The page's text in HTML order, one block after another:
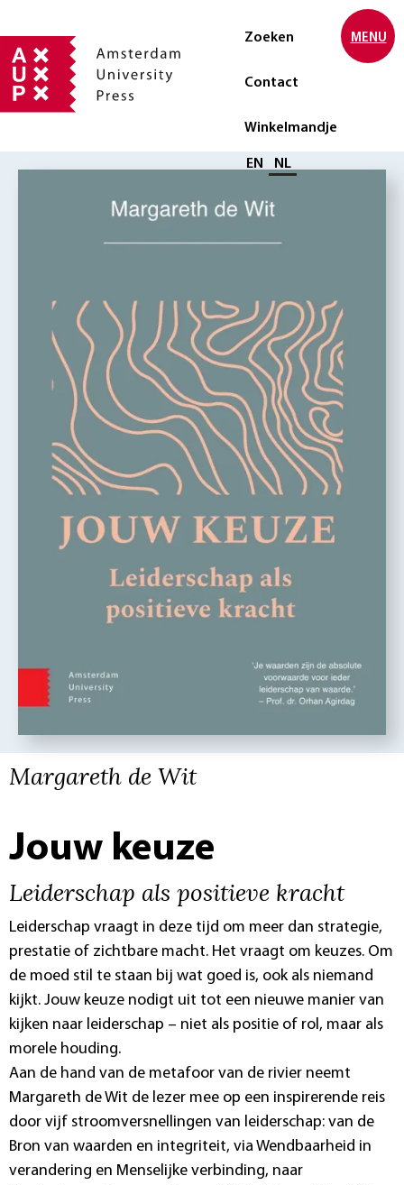
Zoeken
Contact
Winkelmandje
Selecteer taal
EN NL
MENU
Margareth de Wit
Jouw keuze
Leiderschap als positieve kracht
Leiderschap vraagt in deze tijd om meer dan strategie,
prestatie of zichtbare macht. Het vraagt om keuzes. Om
de moed stil te staan bij wat goed is, ook als niemand
kijkt. Jouw keuze nodigt uit tot een nieuwe manier van
kijken naar leiderschap – niet als positie of rol, maar als
morele houding.
Aan de hand van de metafoor van de rivier neemt
Margareth de Wit de lezer mee op een inspirerende reis
door vijf stroomversnellingen van leiderschap: van de
Bron van waarden en integriteit, via Wendbaarheid in
verandering en Menselijke verbinding, naar